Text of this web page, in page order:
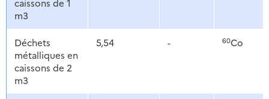
caissons de 1
m3
Déchets
métalliques en
caissons de 2
m3
5,54 - 60Co